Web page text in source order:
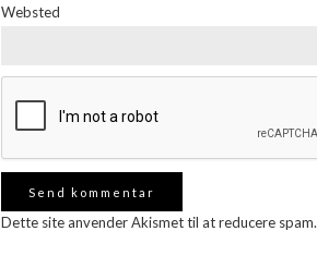
Websted
Dette site anvender Akismet til at reducere spam.